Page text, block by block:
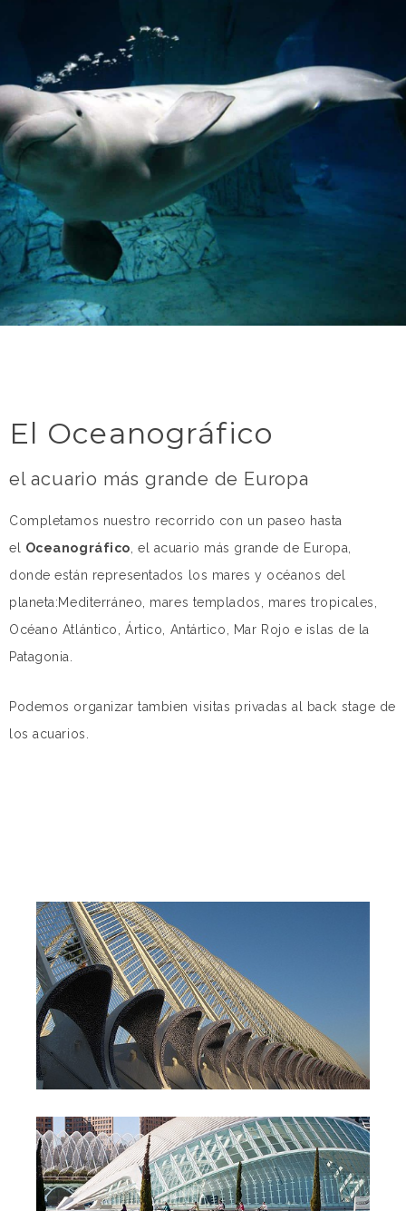
El Oceanográfico
el acuario más grande de Europa
Completamos nuestro recorrido con un paseo hasta
el Oceanográfico , el acuario más grande de Europa,
donde están representados los mares y océanos del
planeta:Mediterráneo, mares templados, mares tropicales,
Océano Atlántico, Ártico, Antártico, Mar Rojo e islas de la
Patagonia.
Podemos organizar tambien visitas privadas al back stage de
los acuarios.